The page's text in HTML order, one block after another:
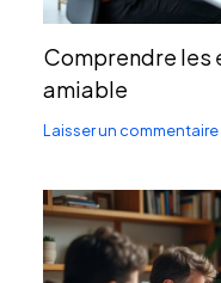
Comprendre les
amiable
Laisser un commentaire